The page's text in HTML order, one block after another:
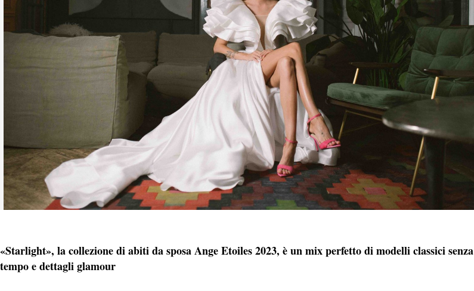
«Starlight», la collezione di abiti da sposa Ange Etoiles 2023, è un mix perfetto di modelli classici senza
tempo e dettagli glamour